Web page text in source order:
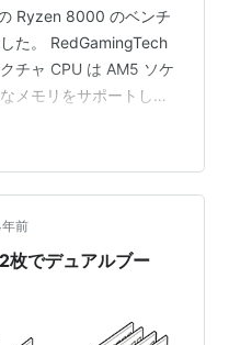
Ryzen 8000 のベンチ
た。 RedGamingTech
チャ CPU は AM5 ソケ
メモリをサポートし、
ア Ryzen 9 8950X は
トで 49,000 ポイントを
ポイントなので、
前
でデュアルブー